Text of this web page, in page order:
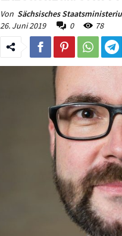
Von Sächsisches
26. Juni 2019
0 78